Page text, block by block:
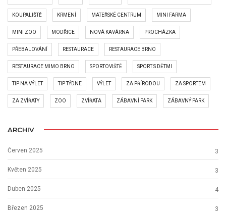
KOUPALIŠTĚ KRMENÍ MATEŘSKÉ CENTRUM MINI FARMA
MINI ZOO MODŘICE NOVÁ KAVÁRNA PROCHÁZKA
PŘEBALOVÁNÍ RESTAURACE RESTAURACE BRNO
RESTAURACE MIMO BRNO SPORTOVIŠTĚ SPORT S DĚTMI
TIP NA VÝLET TIP TÝDNE VÝLET ZA PŘÍRODOU ZA SPORTEM
ZA ZVÍŘATY ZOO ZVÍŘATA ZÁBAVNÍ PARK ZÁBAVNÝ PARK
ARCHIV
Červen 2025 3
Květen 2025 3
Duben 2025 4
Březen 2025 3